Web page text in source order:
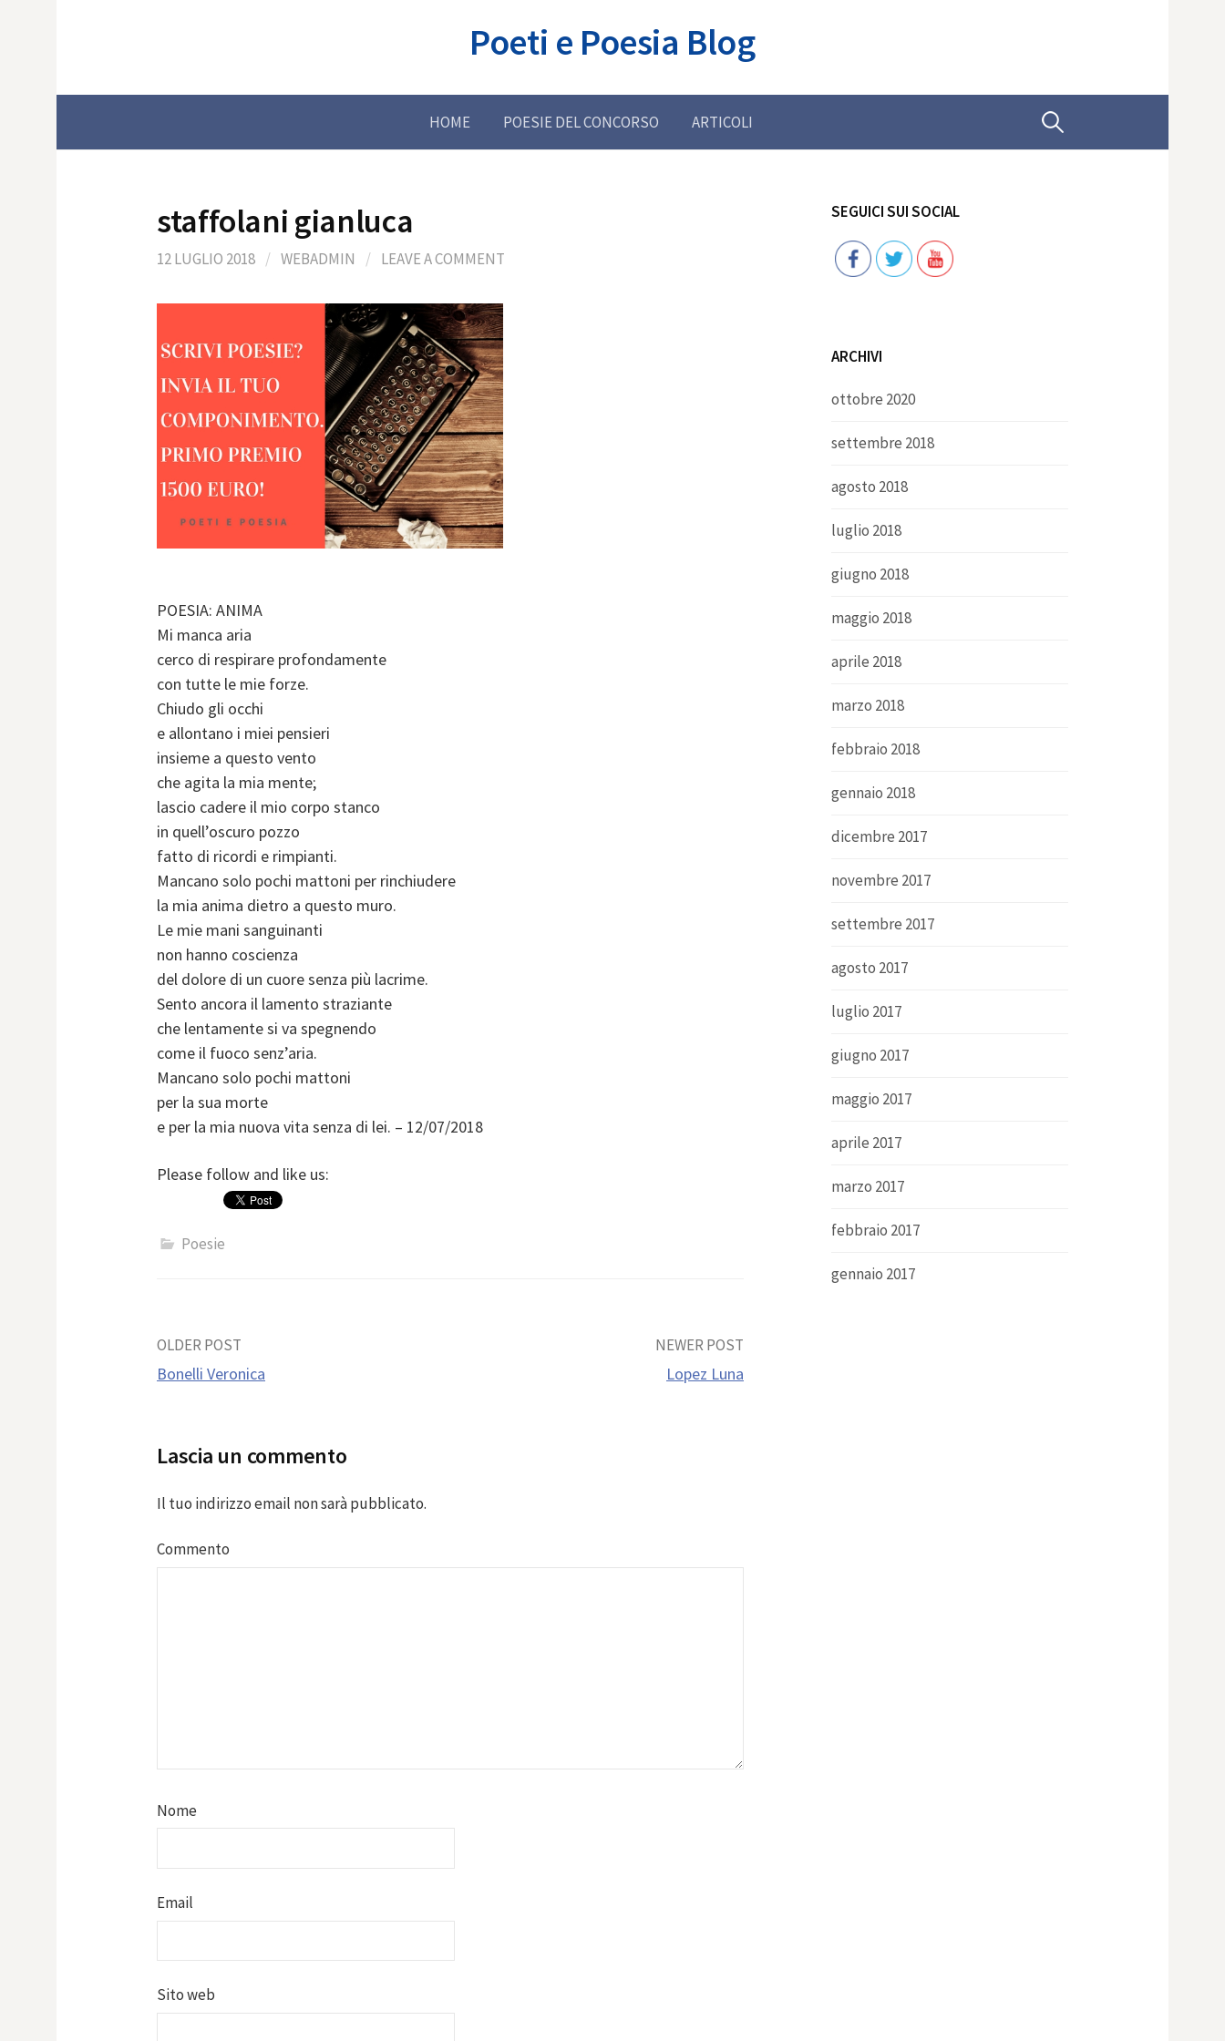
Poeti e Poesia Blog
HOME POESIE DEL CONCORSO ARTICOLI Ricerca
staffolani gianluca
12 LUGLIO 2018 / WEBADMIN / LEAVE A COMMENT
POESIA: ANIMA
Mi manca aria
cerco di respirare profondamente
con tutte le mie forze.
Chiudo gli occhi
e allontano i miei pensieri
insieme a questo vento
che agita la mia mente;
lascio cadere il mio corpo stanco
in quell’oscuro pozzo
fatto di ricordi e rimpianti.
Mancano solo pochi mattoni per rinchiudere
la mia anima dietro a questo muro.
Le mie mani sanguinanti
non hanno coscienza
del dolore di un cuore senza più lacrime.
Sento ancora il lamento straziante
che lentamente si va spegnendo
come il fuoco senz’aria.
Mancano solo pochi mattoni
per la sua morte
e per la mia nuova vita senza di lei. – 12/07/2018
Please follow and like us:
Poesie
Post
OLDER POST
Bonelli Veronica
NEWER POST
Lopez Luna
Lascia un commento
Il tuo indirizzo email non sarà pubblicato.
Commento
Nome
Email
Sito web
SEGUICI SUI SOCIAL
Follow
ARCHIVI
ottobre 2020
settembre 2018
agosto 2018
luglio 2018
giugno 2018
maggio 2018
aprile 2018
marzo 2018
febbraio 2018
gennaio 2018
dicembre 2017
novembre 2017
settembre 2017
agosto 2017
luglio 2017
giugno 2017
maggio 2017
aprile 2017
marzo 2017
febbraio 2017
gennaio 2017